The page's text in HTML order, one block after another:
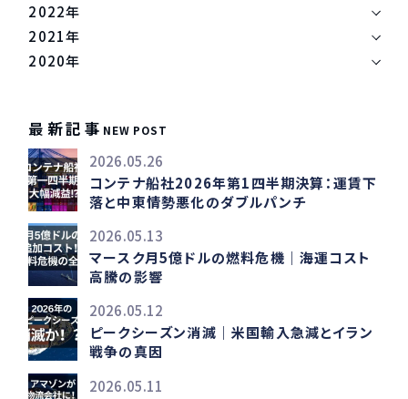
2022年
2021年
2020年
最新記事 NEW POST
2026.05.26
コンテナ船社2026年第1四半期決算：運賃下
落と中東情勢悪化のダブルパンチ
2026.05.13
マースク月5億ドルの燃料危機｜海運コスト
高騰の影響
2026.05.12
ピークシーズン消滅｜米国輸入急減とイラン
戦争の真因
2026.05.11